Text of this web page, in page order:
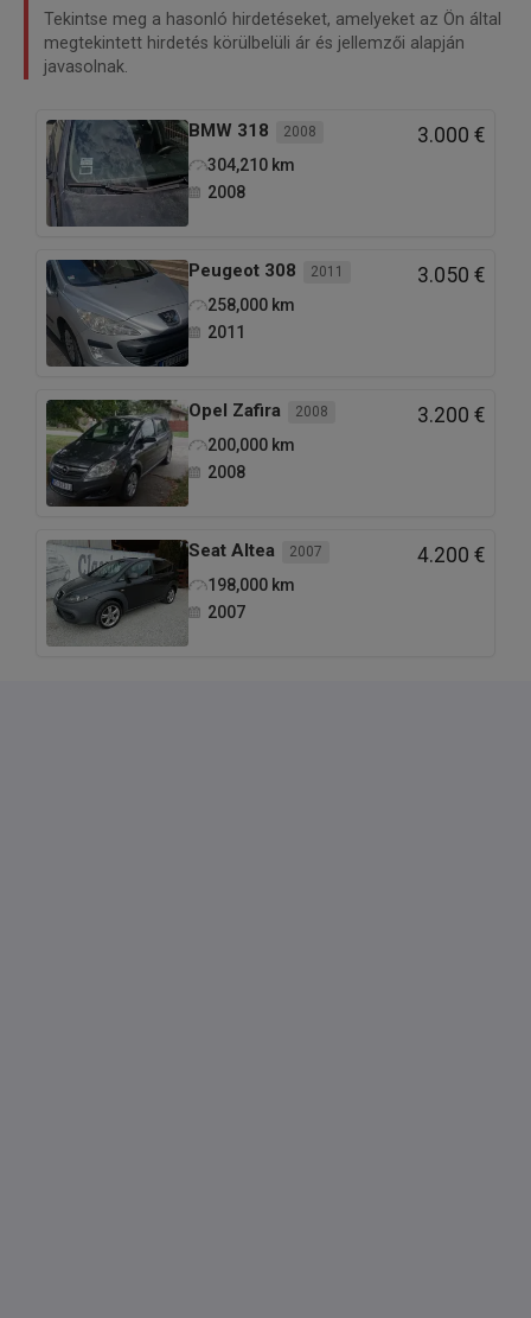
Tekintse meg a hasonló hirdetéseket, amelyeket az Ön által
megtekintett hirdetés körülbelüli ár és jellemzői alapján
javasolnak.
BMW 318 2008 3.000 €
304,210 km
2008
Peugeot 308 2011 3.050 €
258,000 km
2011
Opel Zafira 2008 3.200 €
200,000 km
2008
Seat Altea 2007 4.200 €
198,000 km
2007